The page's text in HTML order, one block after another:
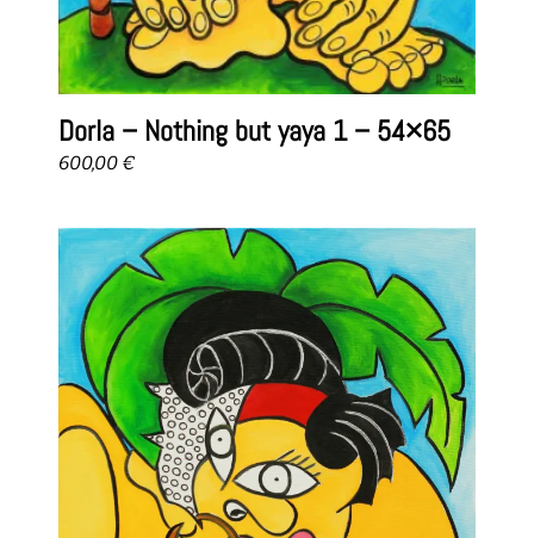
Dorla – Nothing but yaya 1 – 54×65
600,00 €